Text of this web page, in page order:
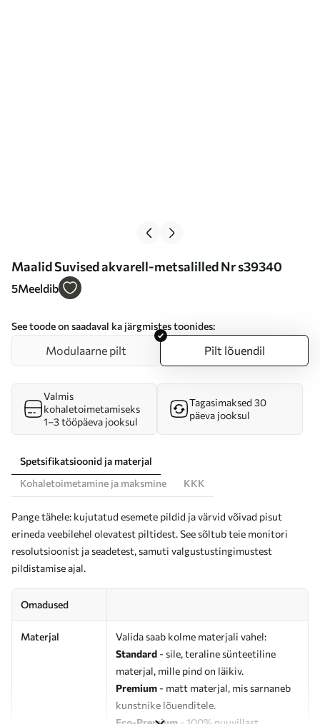
Maalid Suvised akvarell-metsalilled Nr s39340
5Meeldib
See toode on saadaval ka järgmistes toonides:
Modulaarne pilt Pilt lõuendil
Valmis
kohaletoimetamiseks
1–3 tööpäeva jooksul
Tagasimaksed 30
päeva jooksul
Spetsifikatsioonid ja materjal
Kohaletoimetamine ja maksmine
KKK
Pange tähele: kujutatud esemete pildid ja värvid võivad pisut
erineda veebilehel olevatest piltidest. See sõltub teie monitori
resolutsioonist ja seadetest, samuti valgustustingimustest
pildistamise ajal.
Omadused
Materjal
Valida saab kolme materjali vahel:
Standard - sile, teraline sünteetiline
materjal, mille pind on läikiv.
Premium - matt materjal, mis sarnaneb
kunstnike lõuenditele.